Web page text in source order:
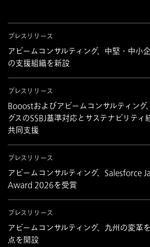
プレスリリース
アビームコンサルティング、中堅・中小
の支援組織を新設
プレスリリース
Booostおよびアビームコンサルティング
グスのSSBJ基準対応とサステナビリティ
共同支援
プレスリリース
アビームコンサルティング、Salesforce
Award 2026を受賞
プレスリリース
アビームコンサルティング、九州の変革
点を開設